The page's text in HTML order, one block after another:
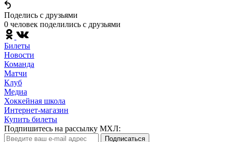
Поделись c друзьями
0 человек поделились c друзьями
Билеты
Новости
Команда
Матчи
Клуб
Медиа
Хоккейная школа
Интернет-магазин
Купить билеты
Подпишитесь на рассылку МХЛ:
Подписаться